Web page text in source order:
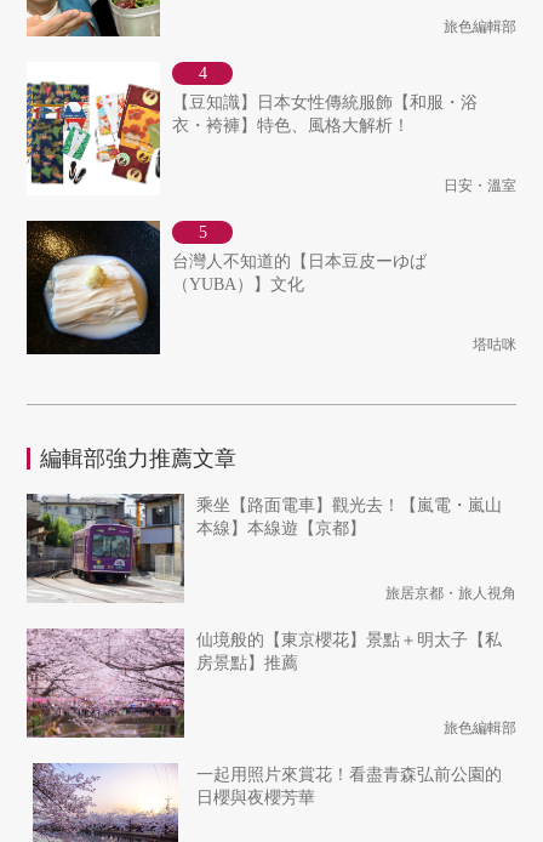
旅色編輯部
【豆知識】日本女性傳統服飾【和服・浴
衣・袴褲】特色、風格大解析！
日安・溫室
台灣人不知道的【日本豆皮ーゆば
（YUBA）】文化
塔咕咪
編輯部強力推薦文章
乘坐【路面電車】觀光去！【嵐電・嵐山
本線】本線遊【京都】
旅居京都・旅人視角
仙境般的【東京櫻花】景點＋明太子【私
房景點】推薦
旅色編輯部
一起用照片來賞花！看盡青森弘前公園的
日櫻與夜櫻芳華